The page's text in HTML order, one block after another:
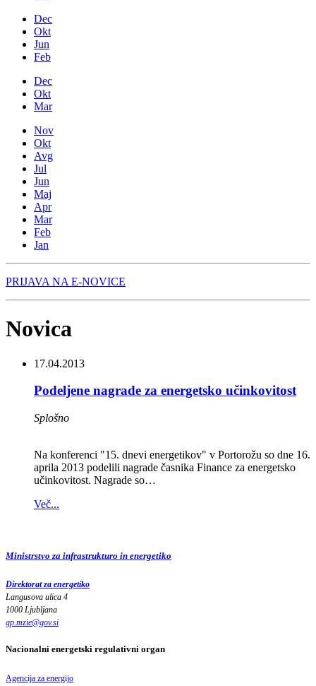
Dec
Okt
Jun
Feb
Dec
Okt
Mar
Nov
Okt
Avg
Jul
Jun
Maj
Apr
Mar
Feb
Jan
PRIJAVA NA E-NOVICE
Novica
17.04.2013
Podeljene nagrade za energetsko učinkovitost
Splošno
Na konferenci "15. dnevi energetikov" v Portorožu so dne 16.
aprila 2013 podelili nagrade časnika Finance za energetsko
učinkovitost. Nagrade so…
Več...
Ministrstvo za infrastrukturo in energetiko
Direktorat za energetiko
Langusova ulica 4
1000 Ljubljana
gp.mzie@gov.si
Nacionalni energetski regulativni organ
Agencija za energijo